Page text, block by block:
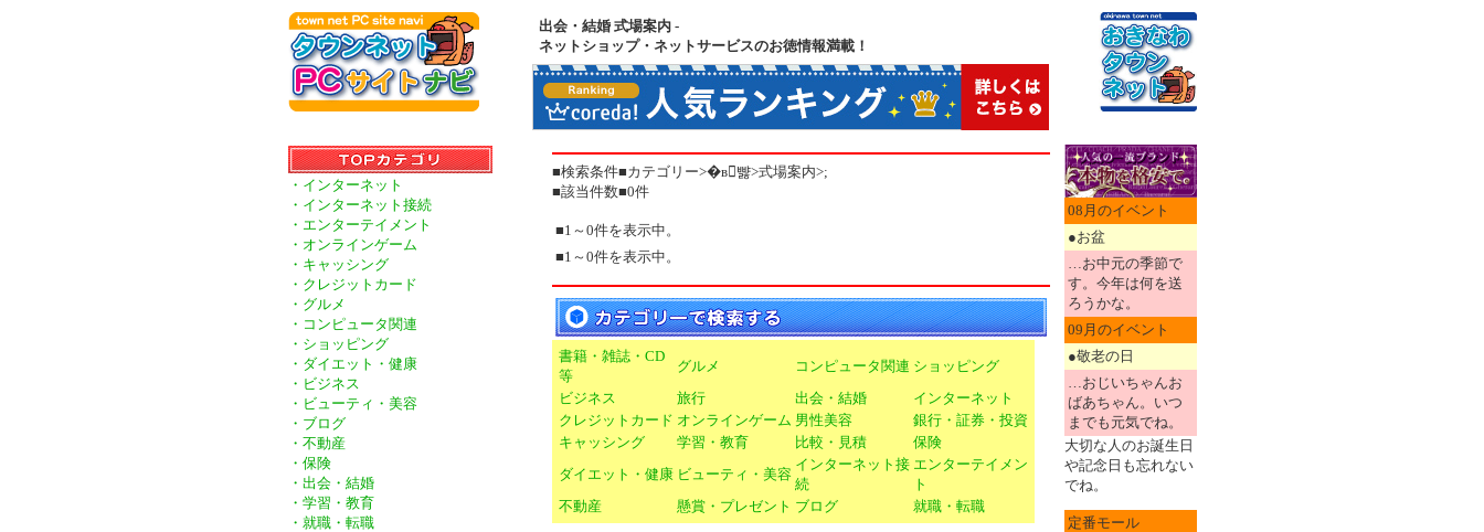
出会・結婚 式場案内 -
ネットショップ・ネットサービスのお徳情報満載！
・インターネット
・インターネット接続
・エンターテイメント
・オンラインゲーム
・キャッシング
・クレジットカード
・グルメ
・コンピュータ関連
・ショッピング
・ダイエット・健康
・ビジネス
・ビューティ・美容
・ブログ
・不動産
・保険
・出会・結婚
・学習・教育
・就職・転職
■検索条件■カテゴリー>�в񡦷뺧>式場案内>;
■該当件数■0件
■1～0件を表示中。
■1～0件を表示中。
書籍・雑誌・CD
等
グルメ コンピュータ関連 ショッピング
ビジネス
旅行 出会・結婚
インターネット
クレジットカード オンラインゲーム 男性美容
銀行・証券・投資
キャッシング
学習・教育 比較・見積
保険
ダイエット・健康 ビューティ・美容
インターネット接
続
エンターテイメン
ト
不動産
懸賞・プレゼント ブログ 就職・転職
08月のイベント
●お盆
…お中元の季節で
す。今年は何を送
ろうかな。
09月のイベント
●敬老の日
…おじいちゃんお
ばあちゃん。いつ
までも元気でね。
大切な人のお誕生日
や記念日も忘れない
でね。
定番モール